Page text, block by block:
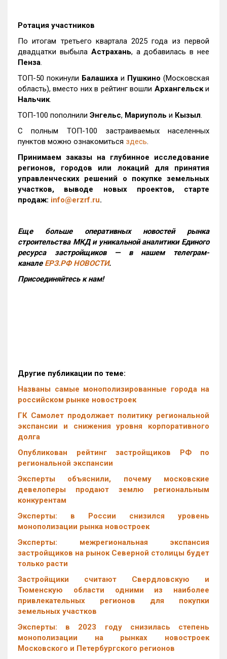
Ротация участников
По итогам третьего квартала 2025 года из первой
двадцатки выбыла Астрахань, а добавилась в нее
Пенза.
ТОП-50 покинули Балашиха и Пушкино (Московская
область), вместо них в рейтинг вошли Архангельски
Нальчик.
ТОП-100 пополнили Энгельс, Мариуполь и Кызыл.
С полным ТОП-100 застраиваемых населенных
пунктов можно ознакомиться здесь.
Принимаем заказы на глубинное исследование
регионов, городов или локаций для принятия
управленческих решений о покупке земельных
участков, выводе новых проектов, старте
продаж: info@erzrf.ru.
Еще больше оперативных новостей рынка
строительства МКД и уникальной аналитики Единого
ресурса застройщиков — в нашем телеграм-
канале ЕРЗ.РФ НОВОСТИ.
Присоединяйтесь к нам!
Другие публикации по теме:
Названы самые монополизированные города на
российском рынке новостроек
ГК Самолет продолжает политику региональной
экспансии и снижения уровня корпоративного
долга
Опубликован рейтинг застройщиков РФ по
региональной экспансии
Эксперты объяснили, почему московские
девелоперы продают землю региональным
конкурентам
Эксперты: в России снизился уровень
монополизации рынка новостроек
Эксперты: межрегиональная экспансия
застройщиков на рынок Северной столицы будет
только расти
Застройщики считают Свердловскую и
Тюменскую области одними из наиболее
привлекательных регионов для покупки
земельных участков
Эксперты: в 2023 году снизилась степень
монополизации на рынках новостроек
Московского и Петербургского регионов